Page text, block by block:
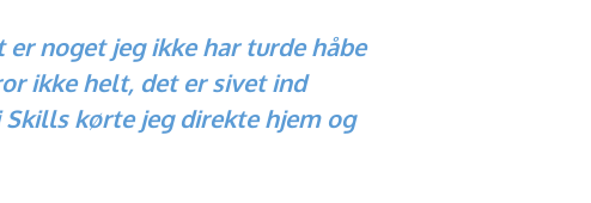
noget jeg ikke har turde håbe
ikke helt, det er sivet ind
Skills kørte jeg direkte hjem og